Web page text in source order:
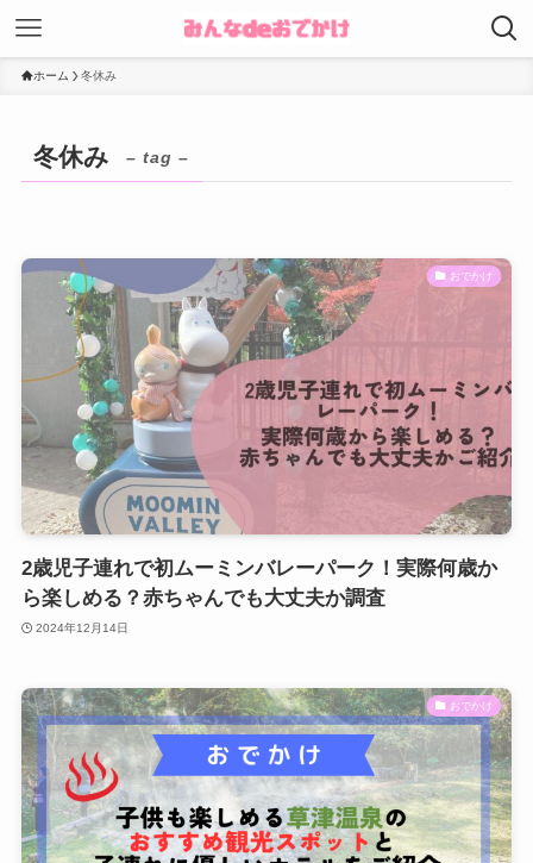
ホーム 冬休み
冬休み – tag –
おでかけ
2歳児子連れで初ムーミンバレーパーク！実際何歳か
ら楽しめる？赤ちゃんでも大丈夫か調査
2024年12月14日
おでかけ